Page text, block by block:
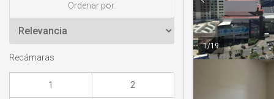
1/19
Ordenar por:
Recámaras
1 2